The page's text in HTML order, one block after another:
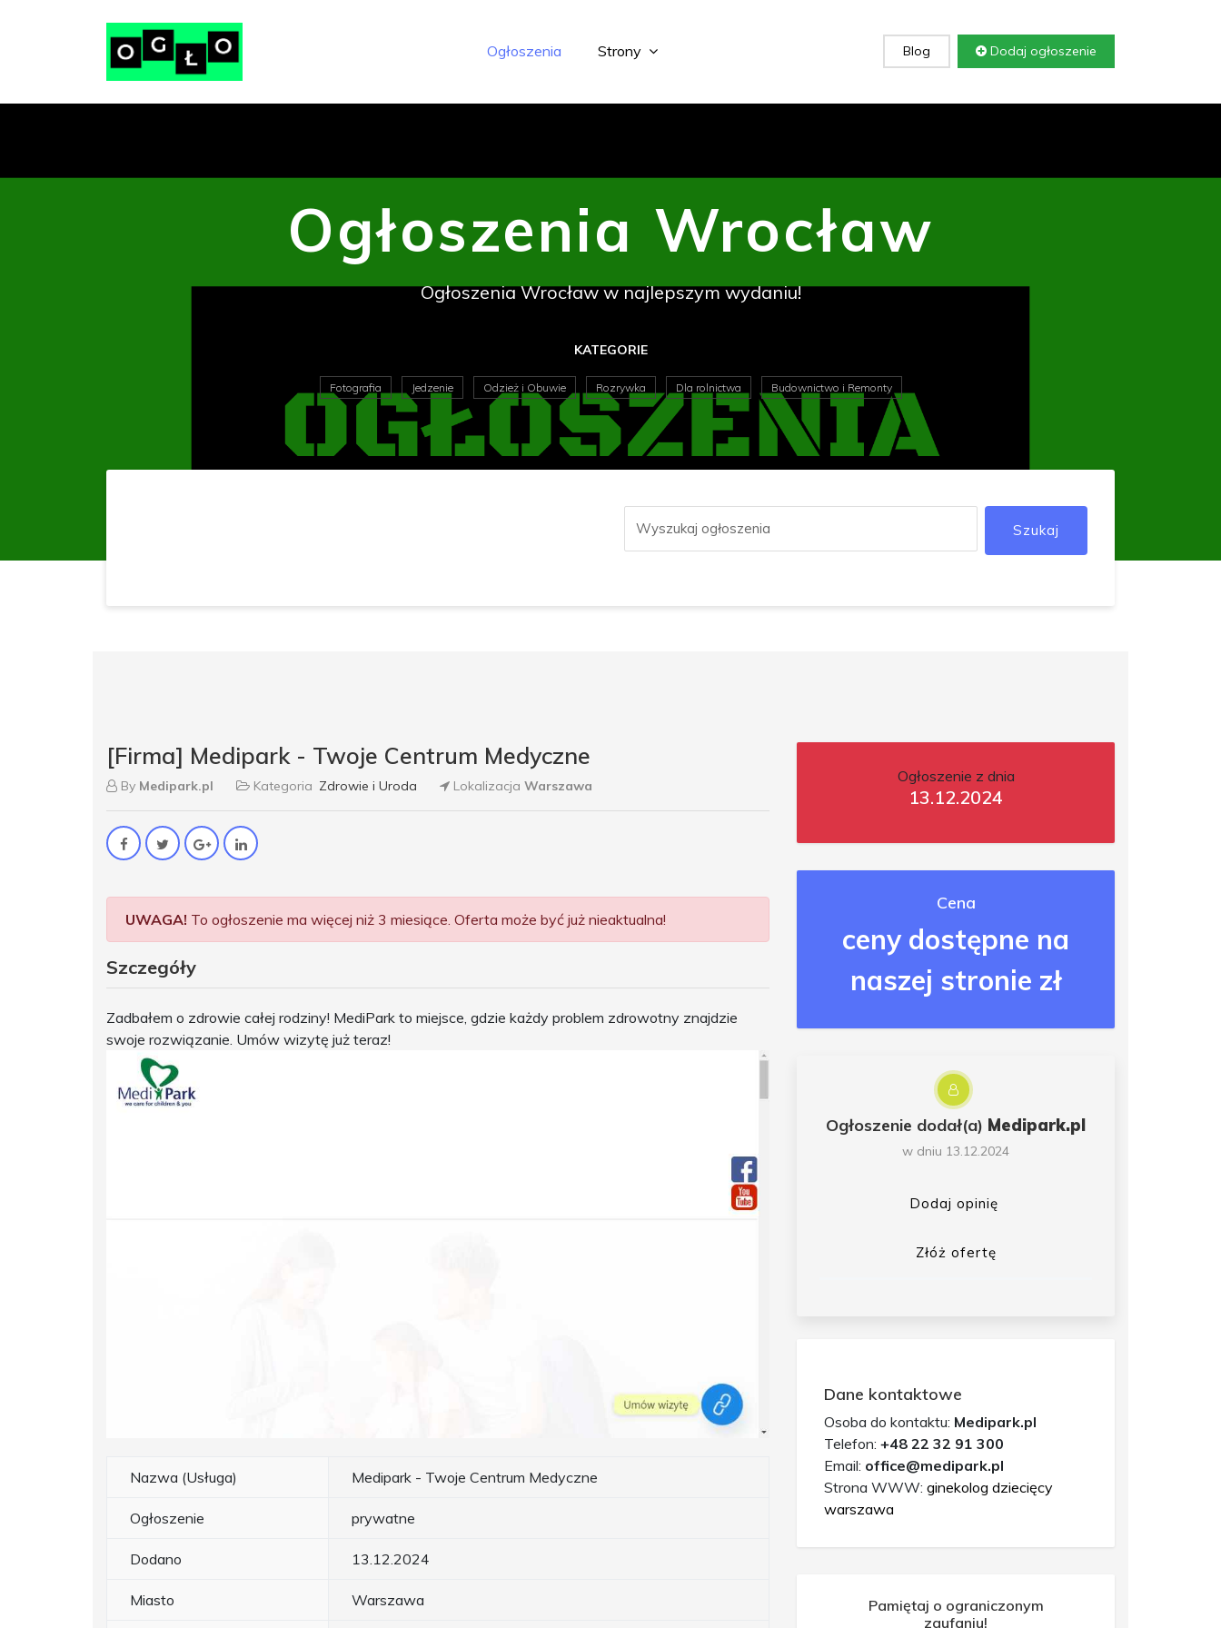
Ogłoszenia Strony Blog Dodaj ogłoszenie
Ogłoszenia Wrocław
Ogłoszenia Wrocław w najlepszym wydaniu!
KATEGORIE
Fotografia Jedzenie Odzież i Obuwie Rozrywka Dla rolnictwa Budownictwo i Remonty
Szukaj
[Firma] Medipark - Twoje Centrum Medyczne
By Medipark.pl Kategoria Zdrowie i Uroda Lokalizacja Warszawa
UWAGA! To ogłoszenie ma więcej niż 3 miesiące. Oferta może być już nieaktualna!
Szczegóły
Zadbałem o zdrowie całej rodziny! MediPark to miejsce, gdzie każdy problem zdrowotny znajdzie
swoje rozwiązanie. Umów wizytę już teraz!
Nazwa (Usługa) Medipark - Twoje Centrum Medyczne
Ogłoszenie prywatne
Dodano 13.12.2024
Miasto Warszawa
Ogłoszenie z dnia
13.12.2024
Cena
ceny dostępne na
naszej stronie zł
Ogłoszenie dodał(a) Medipark.pl
w dniu 13.12.2024
Dodaj opinię
Złóż ofertę
Dane kontaktowe
Osoba do kontaktu: Medipark.pl
Telefon: +48 22 32 91 300
Email: office@medipark.pl
Strona WWW: ginekolog dziecięcy
warszawa
Pamiętaj o ograniczonym
zaufaniu!